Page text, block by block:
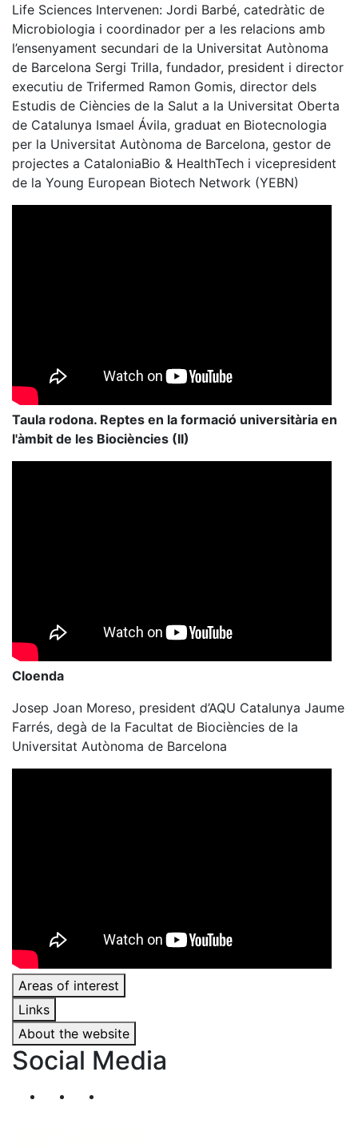
Life Sciences Intervenen: Jordi Barbé, catedràtic de
Microbiologia i coordinador per a les relacions amb
l’ensenyament secundari de la Universitat Autònoma
de Barcelona Sergi Trilla, fundador, president i director
executiu de Trifermed Ramon Gomis, director dels
Estudis de Ciències de la Salut a la Universitat Oberta
de Catalunya Ismael Ávila, graduat en Biotecnologia
per la Universitat Autònoma de Barcelona, gestor de
projectes a CataloniaBio & HealthTech i vicepresident
de la Young European Biotech Network (YEBN)
Taula rodona. Reptes en la formació universitària en
l'àmbit de les Biociències (II)
Cloenda
Josep Joan Moreso, president d’AQU Catalunya Jaume
Farrés, degà de la Facultat de Biociències de la
Universitat Autònoma de Barcelona
Areas of interest
Links
About the website
Social Media
Segueix-nos al nostre canal de Twitter